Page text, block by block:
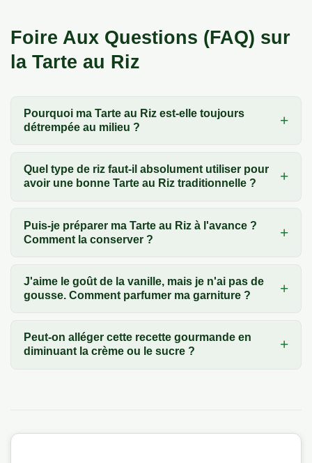
Foire Aux Questions (FAQ) sur
la Tarte au Riz
Pourquoi ma Tarte au Riz est-elle toujours
détrempée au milieu ?
Quel type de riz faut-il absolument utiliser pour
avoir une bonne Tarte au Riz traditionnelle ?
Puis-je préparer ma Tarte au Riz à l'avance ?
Comment la conserver ?
J'aime le goût de la vanille, mais je n'ai pas de
gousse. Comment parfumer ma garniture ?
Peut-on alléger cette recette gourmande en
diminuant la crème ou le sucre ?